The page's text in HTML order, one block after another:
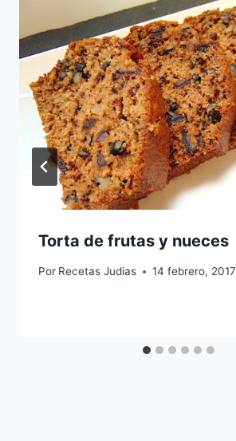
Torta de frutas y nueces
Por Recetas Judias 14 febrero, 2017